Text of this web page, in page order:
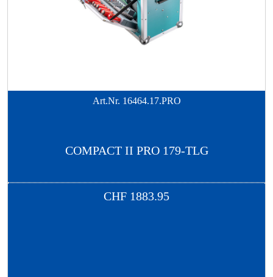
Art.Nr. 16464.17.PRO
COMPACT II PRO 179-TLG
CHF 1883.95